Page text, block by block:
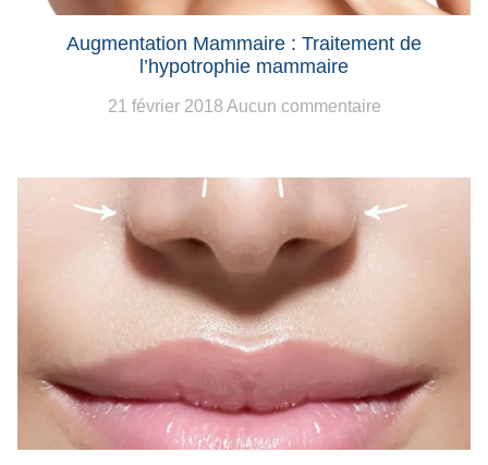
Augmentation Mammaire : Traitement de
l’hypotrophie mammaire
21 février 2018 Aucun commentaire